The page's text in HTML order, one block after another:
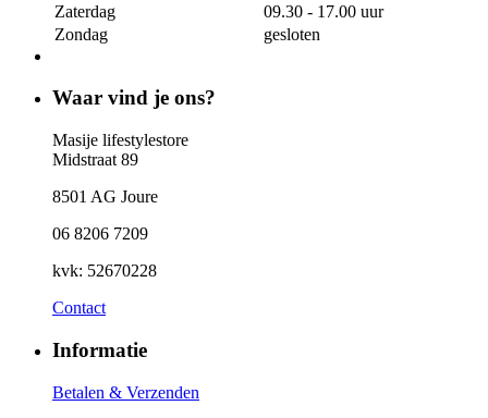
Zaterdag
09.30 - 17.00 uur
Zondag
gesloten
Waar vind je ons?
Masije lifestylestore
Midstraat 89
8501 AG Joure
06 8206 7209
kvk: 52670228
Contact
Informatie
Betalen & Verzenden